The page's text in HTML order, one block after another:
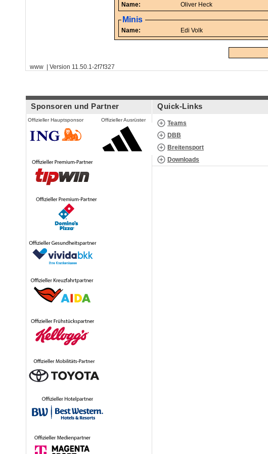
Name: Oliver Heck
Minis
Name: Edi Volk
www | Version 11.50.1-2f7f327
Sponsoren und Partner
Offizieller Hauptsponsor Offizieller Ausrüster
Quick-Links
Teams
DBB
Breitensport
Downloads